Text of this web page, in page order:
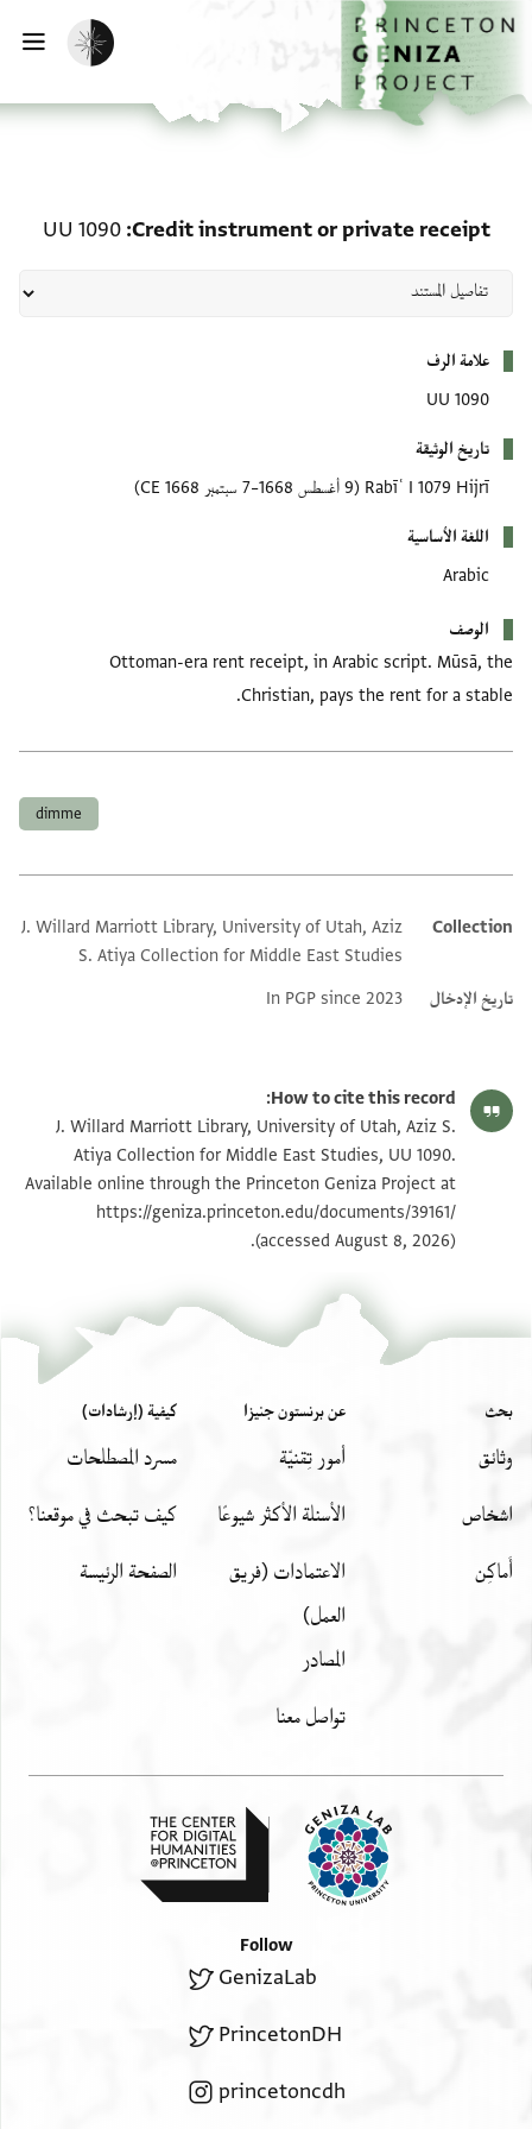
تخطي إلى المحتوى الرئيسي
الصفحة الرئيسية
تفعيل الوضع المظلم
Credit instrument or private receipt
UU 1090
علامة الرف
UU 1090
تاريخ الوثيقة
Rabīʿ I 1079 Hijrī (9 أغسطس 1668–7 سبتمبر 1668 CE)
اللغة الأساسية
Arabic
الوصف
Ottoman-era rent receipt, in Arabic script. Mūsā, the
Christian, pays the rent for a stable.
dimme
Additional metadata
Collection
J. Willard Marriott Library, University of Utah, Aziz
S. Atiya Collection for Middle East Studies
تاريخ الإدخال
In PGP since 2023
How to cite this record:
J. Willard Marriott Library, University of Utah, Aziz S.
Atiya Collection for Middle East Studies, UU 1090.
Available online through the Princeton Geniza Project at
https://geniza.princeton.edu/documents/39161/
(accessed August 8, 2026).
بحث
وثائق
اشخاص
أَماكِن
عن برنستون جنيزا
أمور تِقنيّة
الأسئلة الأكثر شيوعًا
الاعتمادات (فريق
العمل)
المصادر
تواصل معنا
كيفية (إرشادات)
مسرد المصطلحات
كيف تبحث في موقعنا؟
الصفحة الرئيسة
Follow
GenizaLab
PrincetonDH
princetoncdh